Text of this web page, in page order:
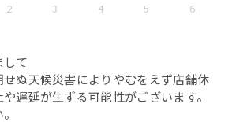
2 3 4 5
6
て
ぬ天候災害によりやむをえず店舗休
遅延が生ずる可能性がございます。